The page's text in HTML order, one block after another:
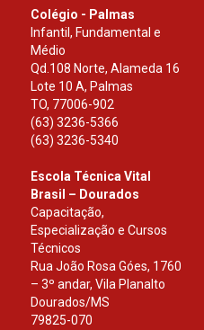
Colégio - Palmas
Infantil, Fundamental e
Médio
Qd.108 Norte, Alameda 16
Lote 10 A, Palmas
TO, 77006-902
(63) 3236-5366
(63) 3236-5340
Escola Técnica Vital
Brasil – Dourados
Capacitação,
Especialização e Cursos
Técnicos
Rua João Rosa Góes, 1760
– 3º andar, Vila Planalto
Dourados/MS
79825-070